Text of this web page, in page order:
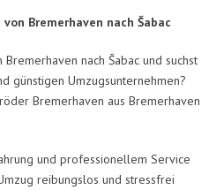
von Bremerhaven nach Šabac
nach Šabac und suchst
günstigen Umzugsunternehmen?
Bremerhaven aus Bremerhaven
und professionellem Service
reibungslos und stressfrei